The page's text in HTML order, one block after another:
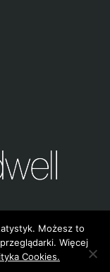
Możesz to
Więcej
Cookies.